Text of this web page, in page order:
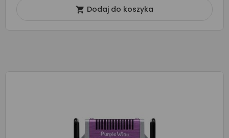
 Dodaj do koszyka